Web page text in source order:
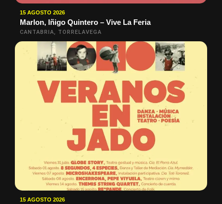
15 AGOSTO 2026
Marlon, Iñigo Quintero – Vive La Feria
CANTABRIA, TORRELAVEGA
15 AGOSTO 2026